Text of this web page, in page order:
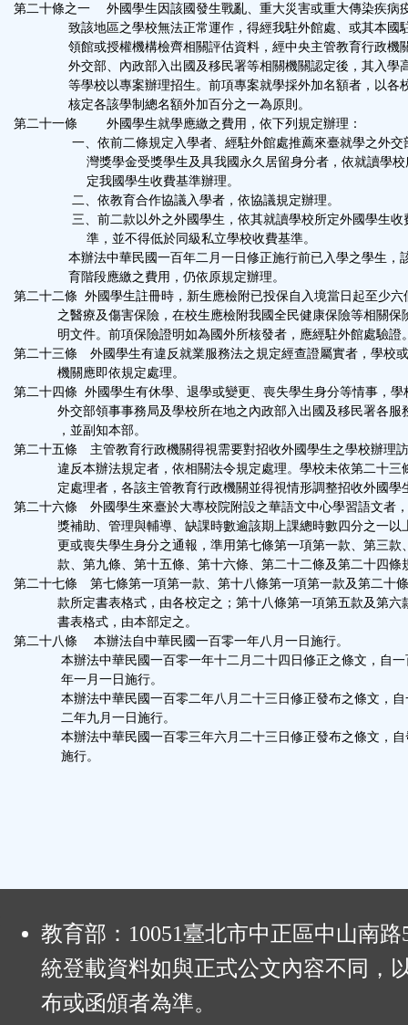
第二十條之一 外國學生因該國發生戰亂、重大災害或重大傳染疾病
致該地區之學校無法正常運作，得經我駐外館處、或其本國
領館或授權機構檢齊相關評估資料，經中央主管教育行政機
外交部、內政部入出國及移民署等相關機關認定後，其入學
等學校以專案辦理招生。前項專案就學採外加名額者，以各
核定各該學制總名額外加百分之一為原則。
第二十一條 外國學生就學應繳之費用，依下列規定辦理：
一、依前二條規定入學者、經駐外館處推薦來臺就學之外交
灣獎學金受獎學生及具我國永久居留身分者，依就讀學校
定我國學生收費基準辦理。
二、依教育合作協議入學者，依協議規定辦理。
三、前二款以外之外國學生，依其就讀學校所定外國學生收
準，並不得低於同級私立學校收費基準。
本辦法中華民國一百年二月一日修正施行前已入學之學生，
育階段應繳之費用，仍依原規定辦理。
第二十二條 外國學生註冊時，新生應檢附已投保自入境當日起至少六
之醫療及傷害保險，在校生應檢附我國全民健康保險等相關保
明文件。前項保險證明如為國外所核發者，應經駐外館處驗證
第二十三條 外國學生有違反就業服務法之規定經查證屬實者，學校
機關應即依規定處理。
第二十四條 外國學生有休學、退學或變更、喪失學生身分等情事，學
外交部領事事務局及學校所在地之內政部入出國及移民署各服
，並副知本部。
第二十五條 主管教育行政機關得視需要對招收外國學生之學校辦理
違反本辦法規定者，依相關法令規定處理。學校未依第二十三
定處理者，各該主管教育行政機關並得視情形調整招收外國學
第二十六條 外國學生來臺於大專校院附設之華語文中心學習語文者
獎補助、管理與輔導、缺課時數逾該期上課總時數四分之一以
更或喪失學生身分之通報，準用第七條第一項第一款、第三款
款、第九條、第十五條、第十六條、第二十二條及第二十四條
第二十七條 第七條第一項第一款、第十八條第一項第一款及第二十
款所定書表格式，由各校定之；第十八條第一項第五款及第六
書表格式，由本部定之。
第二十八條 本辦法自中華民國一百零一年八月一日施行。
本辦法中華民國一百零一年十二月二十四日修正之條文，自一
年一月一日施行。
本辦法中華民國一百零二年八月二十三日修正發布之條文，自
二年九月一日施行。
本辦法中華民國一百零三年六月二十三日修正發布之條文，自
施行。
教育部：10051臺北市中正區中山南
統登載資料如與正式公文內容不同，
布或函頒者為準。